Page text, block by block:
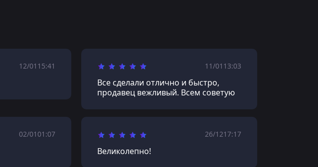
12/01 15:41 11/01 13:03
Все сделали отлично и быстро,
продавец вежливый. Всем советую
02/0101:07 26/1217:17
Великолепно!